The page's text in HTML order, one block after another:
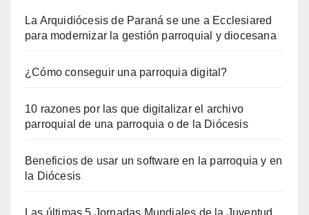
La Arquidiócesis de Paraná se une a Ecclesiared
para modernizar la gestión parroquial y diocesana
¿Cómo conseguir una parroquia digital?
10 razones por las que digitalizar el archivo
parroquial de una parroquia o de la Diócesis
Beneficios de usar un software en la parroquia y en
la Diócesis